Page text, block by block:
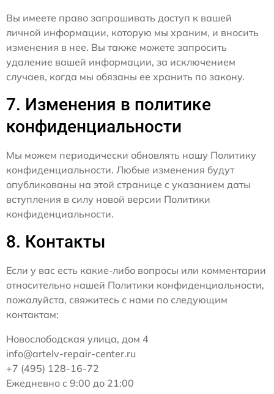
Вы имеете право запрашивать доступ к вашей
личной информации, которую мы храним, и вносить
изменения в нее. Вы также можете запросить
удаление вашей информации, за исключением
случаев, когда мы обязаны ее хранить по закону.
7. Изменения в политике
конфиденциальности
Мы можем периодически обновлять нашу Политику
конфиденциальности. Любые изменения будут
опубликованы на этой странице с указанием даты
вступления в силу новой версии Политики
конфиденциальности.
8. Контакты
Если у вас есть какие-либо вопросы или комментарии
относительно нашей Политики конфиденциальности,
пожалуйста, свяжитесь с нами по следующим
контактам:
Новослободская улица, дом 4
info@artelv-repair-center.ru
+7 (495) 128-16-72
Ежедневно с 9:00 до 21:00